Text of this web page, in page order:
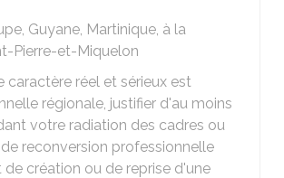
Guyane, Martinique, à la
Pierre-et-Miquelon
réel et sérieux est
régionale, justifier d'au moins
votre radiation des cadres ou
reconversion professionnelle
création ou de reprise d'une